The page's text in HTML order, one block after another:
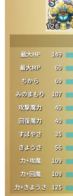
最大HP
149
最大MP
60
ちから
69
みのまもり
107
攻撃魔力
40
回復魔力
40
すばやさ
35
きようさ
56
力+攻魔
109
力+回魔
109
力+きようさ
125